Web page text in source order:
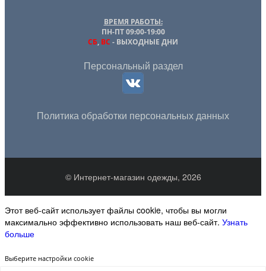
ВРЕМЯ РАБОТЫ:
ПН-ПТ 09:00-19:00
СБ, ВС - ВЫХОДНЫЕ ДНИ
Персональный раздел
Политика обработки персональных данных
© Интернет-магазин одежды, 2026
Этот веб-сайт использует файлы cookie, чтобы вы могли
максимально эффективно использовать наш веб-сайт. Узнать
больше
Выберите настройки cookie